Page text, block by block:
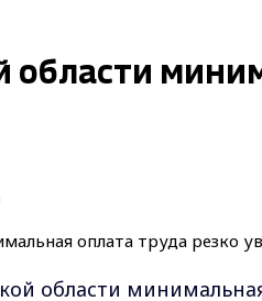
области
области